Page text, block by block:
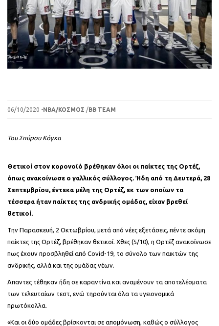
06/10/2020 -ΝΒΑ/ΚΟΣΜΟΣ /BB TEAM
Του Σπύρου Κόγκα
Θετικοί στον κορονοϊό βρέθηκαν όλοι οι παίκτες της Ορτέζ,
όπως ανακοίνωσε ο γαλλικός σύλλογος. Ήδη από τη Δευτερά, 28
Σεπτεμβρίου, έντεκα μέλη της Ορτέζ, εκ των οποίων τα
τέσσερα ήταν παίκτες της ανδρικής ομάδας, είχαν βρεθεί
θετικοί.
Την Παρασκευή, 2 Οκτωβρίου, μετά από νέες εξετάσεις, πέντε ακόμη
παίκτες της Ορτέζ, βρέθηκαν θετικοί. Χθες (5/10), η Ορτέζ ανακοίνωσε
πως έχουν προσβληθεί από Covid-19, το σύνολο των παικτών της
ανδρικής, αλλά και της ομάδας νέων.
Άπαντες τέθηκαν ήδη σε καραντίνα και αναμένουν τα αποτελέσματα
των τελευταίων τεστ, ενώ τηρούνται όλα τα υγειονομικά
πρωτόκολλα.
«Και οι δύο ομάδες βρίσκονται σε απομόνωση, καθώς ο σύλλογος